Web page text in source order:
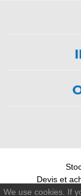
Devis et
We use cookies. If